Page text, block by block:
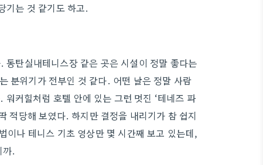
기는 것 같기도 하고.
탄실내테니스장 같은 곳은 시설이 정말 좋다는
분위기가 전부인 것 같다. 어떤 날은 정말 사람
커힐처럼 호텔 안에 있는 그런 멋진 ‘테네즈 파
적당해 보였다. 하지만 결정을 내리기가 참 쉽지
이나 테니스 기초 영상만 몇 시간째 보고 있는데,
까.